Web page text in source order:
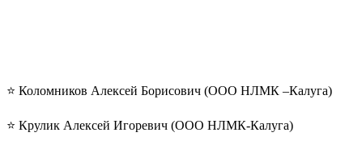
⭐️ Коломников Алексей Борисович (ООО НЛМК –Калуга)
⭐️ Крулик Алексей Игоревич (ООО НЛМК-Калуга)